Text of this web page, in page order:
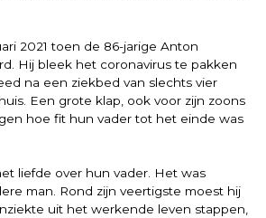
2021 toen de 86-jarige Anton
Hij bleek het coronavirus te pakken
na een ziekbed van slechts vier
Een grote klap, ook voor zijn zoons
hoe fit hun vader tot het einde was
liefde over hun vader. Het was
man. Rond zijn veertigste moest hij
uit het werkende leven stappen,